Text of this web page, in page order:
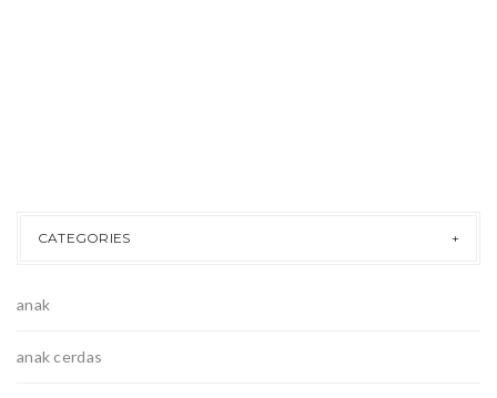
CATEGORIES
anak
anak cerdas